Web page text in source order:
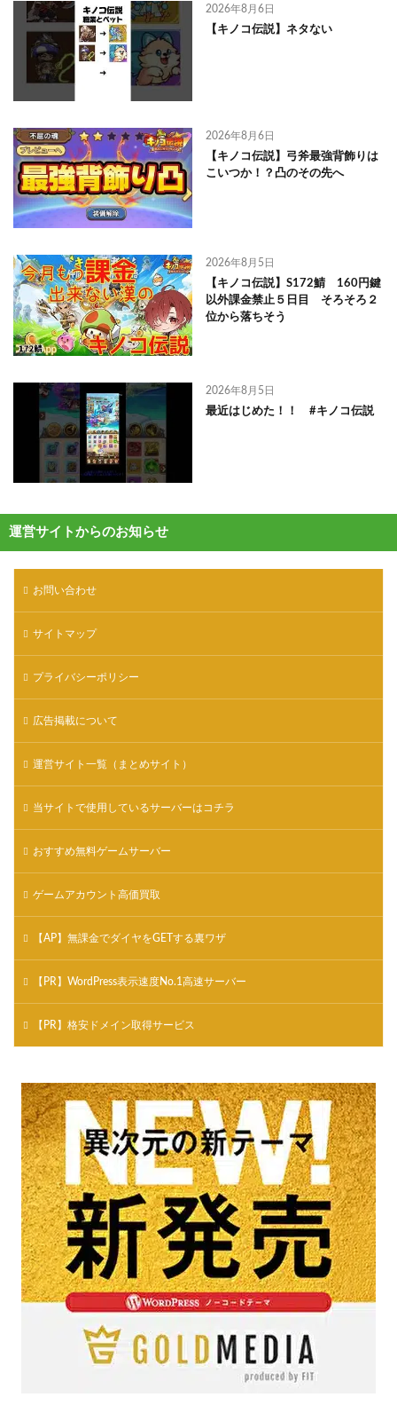
2026年8月6日
【キノコ伝説】ネタない
2026年8月6日
【キノコ伝説】弓斧最強背飾りは
こいつか！？凸のその先へ
2026年8月5日
【キノコ伝説】S172鯖 160円鍵
以外課金禁止５日目 そろそろ２
位から落ちそう
2026年8月5日
最近はじめた！！ #キノコ伝説
運営サイトからのお知らせ
お問い合わせ
サイトマップ
プライバシーポリシー
広告掲載について
運営サイト一覧（まとめサイト）
当サイトで使用しているサーバーはコチラ
おすすめ無料ゲームサーバー
ゲームアカウント高価買取
【AP】無課金でダイヤをGETする裏ワザ
【PR】WordPress表示速度No.1高速サーバー
【PR】格安ドメイン取得サービス